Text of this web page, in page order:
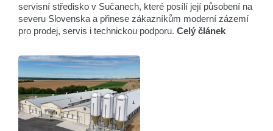
servisní středisko v Sučanech, které posílí její působení na
severu Slovenska a přinese zákazníkům moderní zázemí
pro prodej, servis i technickou podporu. Celý článek